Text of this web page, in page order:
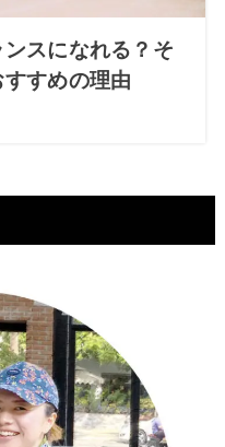
スになれる？そ
すめの理由